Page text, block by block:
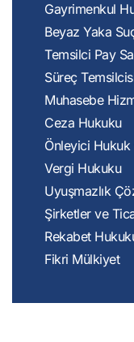
Gayrimenkul
Beyaz Yaka
Temsilci Pay
Süreç
Muhasebe
Ceza Hukuku
Önleyici
Vergi Hukuku
Uyuşmazlık
Şirketler ve
Rekabet
Fikri Mülkiyet